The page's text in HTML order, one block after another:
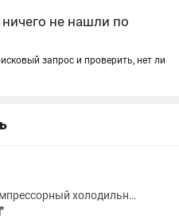
не нашли по
запрос и проверить, нет ли
Двухкомпрессорный холодильник Атлант . Гарантия. Доставка.